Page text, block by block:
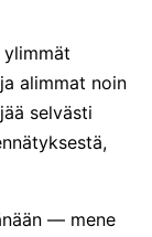
alimmat noin
selvästi
— mene